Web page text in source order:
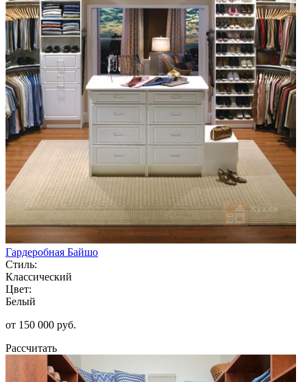
Гардеробная Байшо
Стиль:
Классический
Цвет:
Белый
от 150 000 руб.
Рассчитать